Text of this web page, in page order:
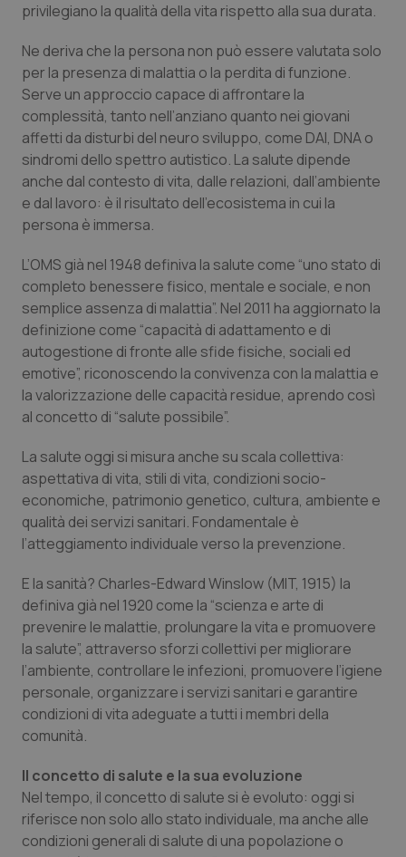
Marche
Molise
Piemonte
Provincia Autonoma di Bolzano
Provincia Autonoma di Trento
Puglia
Sardegna
Sicilia
Toscana
Umbria
Valle D’Aosta
Veneto
Donna & Salute
Epatiti
HIV
Infezioni & Febbre
Ipertensione & Scompenso
Malattie rare
Malattia di Crohn & Rettocolite Ulcerosa
Neuroscienze & patologie neurodegenerative
Obesità
Oftalmologia
Oncodermatologia
Oncoematologia
Oncologia & Nutrizione
Psoriasi & pelle
Quotidiano Cardiologia
Quotidiano Chirurgia
Quotidiano Oncologia
privilegiano la qualità della vita rispetto alla sua durata.
Ne deriva che la persona non può essere valutata solo
per la presenza di malattia o la perdita di funzione.
Serve un approccio capace di affrontare la
complessità, tanto nell’anziano quanto nei giovani
affetti da disturbi del neuro sviluppo, come DAI, DNA o
sindromi dello spettro autistico. La salute dipende
anche dal contesto di vita, dalle relazioni, dall’ambiente
e dal lavoro: è il risultato dell’ecosistema in cui la
persona è immersa.
L’OMS già nel 1948 definiva la salute come “uno stato di
completo benessere fisico, mentale e sociale, e non
semplice assenza di malattia”. Nel 2011 ha aggiornato la
definizione come “capacità di adattamento e di
autogestione di fronte alle sfide fisiche, sociali ed
emotive”, riconoscendo la convivenza con la malattia e
la valorizzazione delle capacità residue, aprendo così
al concetto di “salute possibile”.
La salute oggi si misura anche su scala collettiva:
aspettativa di vita, stili di vita, condizioni socio-
economiche, patrimonio genetico, cultura, ambiente e
qualità dei servizi sanitari. Fondamentale è
l’atteggiamento individuale verso la prevenzione.
E la sanità? Charles-Edward Winslow (MIT, 1915) la
definiva già nel 1920 come la “scienza e arte di
prevenire le malattie, prolungare la vita e promuovere
la salute”, attraverso sforzi collettivi per migliorare
l’ambiente, controllare le infezioni, promuovere l’igiene
personale, organizzare i servizi sanitari e garantire
condizioni di vita adeguate a tutti i membri della
comunità.
Il concetto di salute e la sua evoluzione
Nel tempo, il concetto di salute si è evoluto: oggi si
riferisce non solo allo stato individuale, ma anche alle
condizioni generali di salute di una popolazione o